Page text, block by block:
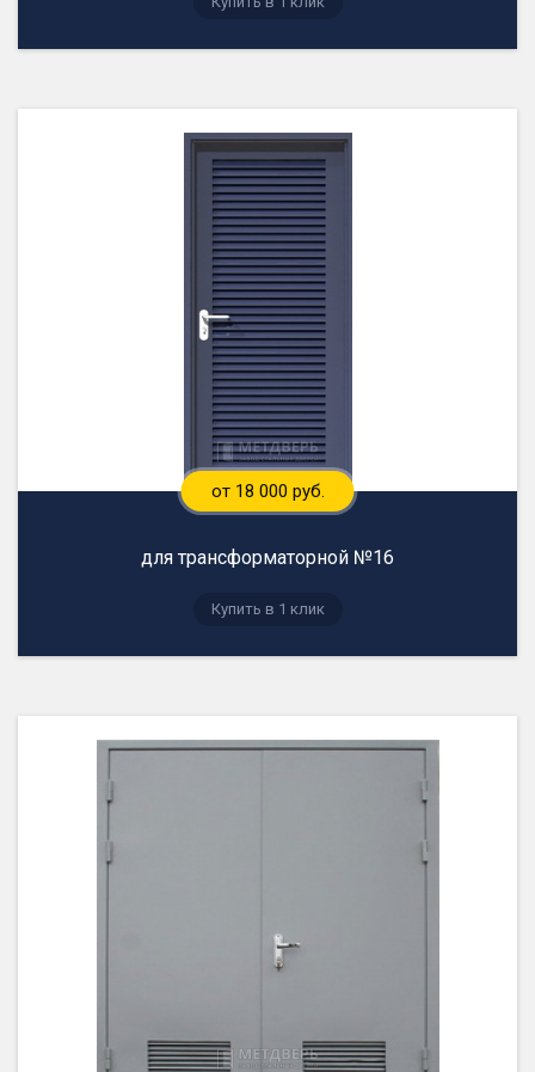
от 18 000 руб.
для трансформаторной №16
Купить в 1 клик